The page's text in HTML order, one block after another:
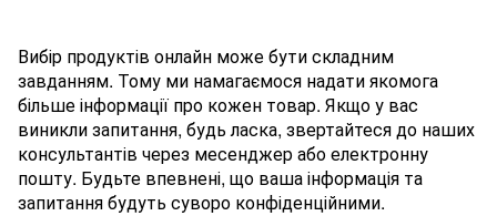
Вибір продуктів онлайн може бути складним
завданням. Тому ми намагаємося надати якомога
більше інформації про кожен товар. Якщо у вас
виникли запитання, будь ласка, звертайтеся до наших
консультантів через месенджер або електронну
пошту. Будьте впевнені, що ваша інформація та
запитання будуть суворо конфіденційними.